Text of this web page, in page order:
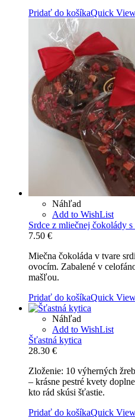
Pridať do košíkaQuick
Náhľad
Add to WishList
Srdce z mliečnej čokolády
7.50 €
Miečna čokoláda v tvare
ovocím. Zabalené v
mašľou.
Pridať do košíkaQuick
Náhľad
Add to WishList
Šťastná kytica
28.30 €
Zloženie: 10 výherných
– krásne pestré kvety
kto rád skúsi šťastie.
Pridať do košíkaQuick